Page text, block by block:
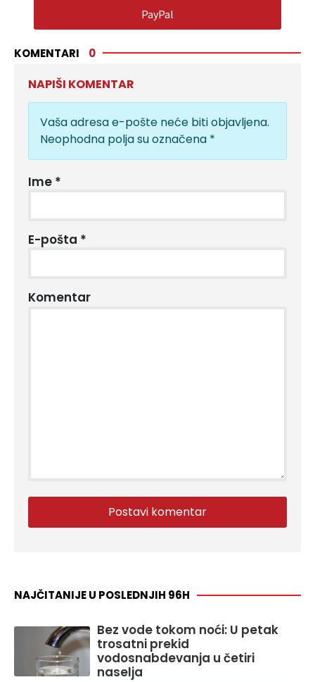
PayPal
KOMENTARI 0
NAPIŠI KOMENTAR
Vaša adresa e-pošte neće biti objavljena.
Neophodna polja su označena *
Ime *
E-pošta *
Komentar
NAJČITANIJE U POSLEDNJIH 96H
Bez vode tokom noći: U petak
trosatni prekid
vodosnabdevanja u četiri
naselja